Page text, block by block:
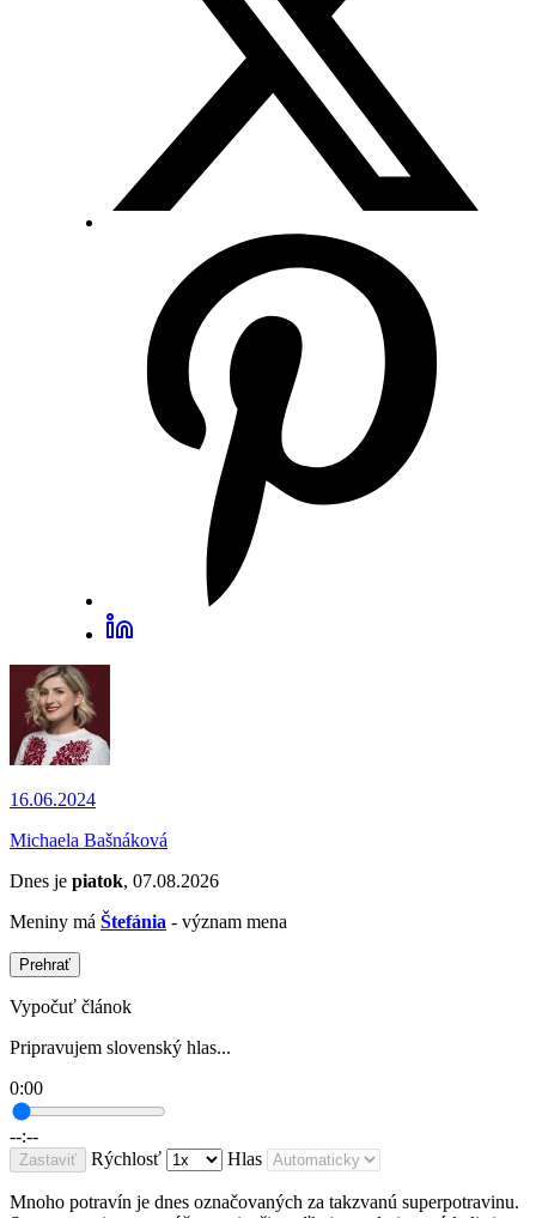
16.06.2024
Michaela Bašnáková
Dnes je piatok, 07.08.2026
Meniny má Štefánia - význam mena
Prehrať
Vypočuť článok
Pripravujem slovenský hlas...
0:00
--:--
Zastaviť Rýchlosť Hlas
Mnoho potravín je dnes označovaných za takzvanú superpotravinu.